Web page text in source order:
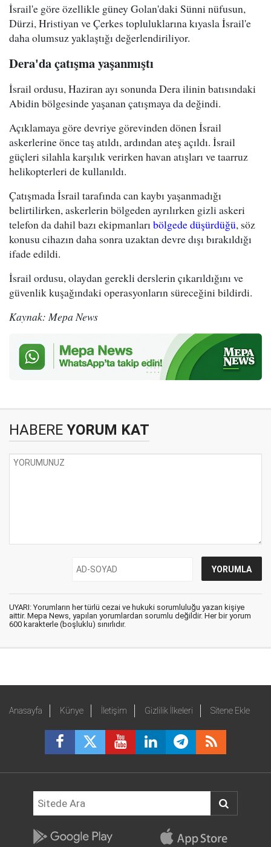
İsrail'e göre özellikle güney Golan'daki Sünni nüfusun,
Dürzi, Hristiyan ve Çerkes topluluklarına kıyasla İsrail'e
daha olumsuz yaklaştığı değerlendiriliyor.
Dera'da çatışma yaşanmıştı
İsrail ordusu, Haziran ayı sonunda Dera ilinin batısındaki
Abidin bölgesinde yaşanan çatışmaya da değindi.
Açıklamaya göre devriye görevinden dönen İsrail
askerlerine önce taş atıldı, ardından ateş açıldı. İsrail
güçleri silahla karşılık verirken havan atışları ve taarruz
helikopterleri de kullanıldı.
Çatışmada İsrail tarafında can kaybı yaşanmadığı
belirtilirken, askerlerin bölgeden ayrılırken gizli askeri
telefon da dahil bazı ekipmanları bölgede düşürdüğü, söz
konusu cihazın daha sonra uzaktan devre dışı bırakıldığı
ifade edildi.
İsrail ordusu, olaydan gerekli derslerin çıkarıldığını ve
güvenlik kuşağındaki operasyonların süreceğini bildirdi.
Kaynak: Mepa News
HABERE YORUM KAT
UYARI: Yorumların her türlü cezai ve hukuki sorumluluğu yazan kişiye
aittir. Mepa News, yapılan yorumlardan sorumlu değildir. Her bir yorum
600 karakterle (boşluklu) sınırlıdır.
Anasayfa Künye İletişim Gizlilik İlkeleri Sitene Ekle